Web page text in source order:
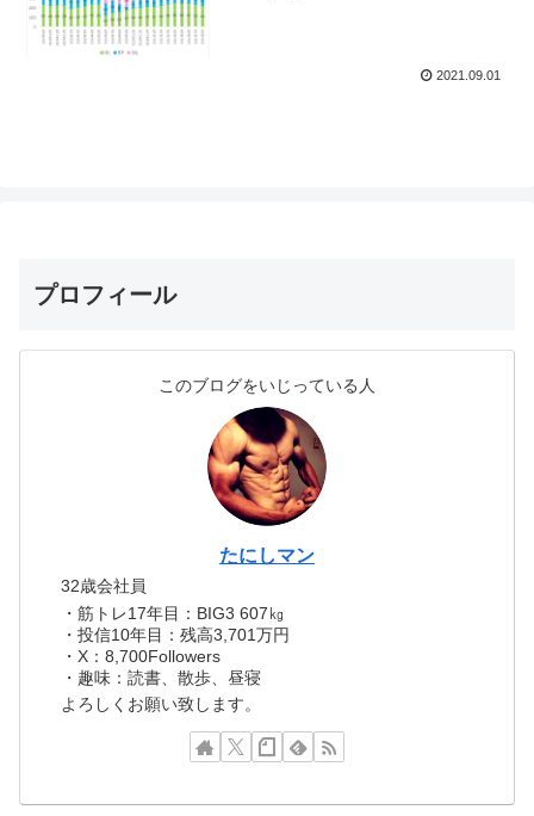
2021.09.01
プロフィール
このブログをいじっている人
たにしマン
32歳会社員
・筋トレ17年目：BIG3 607㎏
・投信10年目：残高3,701万円
・X：8,700Followers
・趣味：読書、散歩、昼寝
よろしくお願い致します。